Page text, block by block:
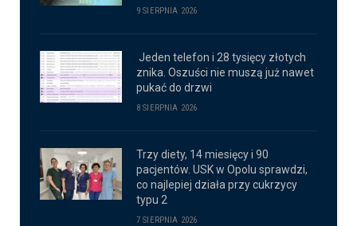
9 SIERPNIA 2026
Jeden telefon i 28 tysięcy złotych
znika. Oszuści nie muszą już nawet
pukać do drzwi
8 SIERPNIA 2026
Trzy diety, 14 miesięcy i 90
pacjentów. USK w Opolu sprawdzi,
co najlepiej działa przy cukrzycy
typu 2
7 SIERPNIA 2026